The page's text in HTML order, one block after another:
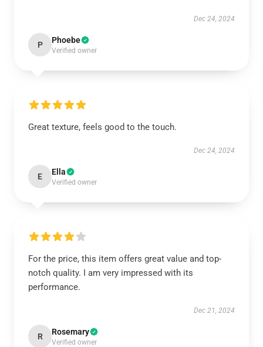
Dec 24, 2024
P Phoebe
Verified owner
Great texture, feels good to the touch.
Dec 24, 2024
E Ella
Verified owner
For the price, this item offers great value and top-
notch quality. I am very impressed with its
performance.
Dec 21, 2024
R Rosemary
Verified owner